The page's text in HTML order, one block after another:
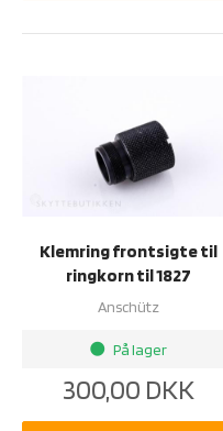
Klemring frontsigte til
ringkorn til 1827
Anschütz
brightness_1 På lager
300,00 DKK